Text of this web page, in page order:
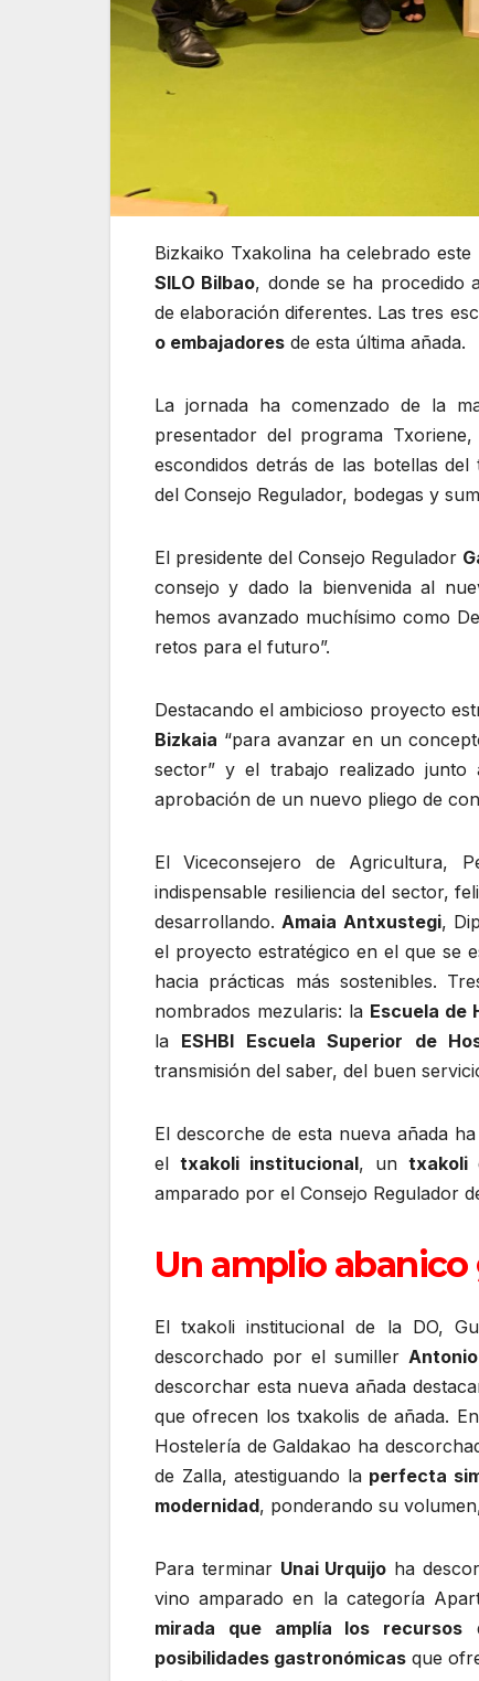
Bizkaiko Txakolina ha celebrado
SILO Bilbao, donde se ha procedido
de elaboración diferentes. Las tres
o embajadores de esta última añada.
La jornada ha comenzado de la
presentador del programa
escondidos detrás de las botellas
del Consejo Regulador, bodegas y
El presidente del Consejo Regulador
consejo y dado la bienvenida al
hemos avanzado muchísimo como
retos para el futuro”.
Destacando el ambicioso proyecto
Bizkaia “para avanzar en un
sector” y el trabajo realizado
aprobación de un nuevo pliego de
El Viceconsejero de Agricultura,
indispensable resiliencia del sector,
desarrollando.Amaia Antxustegi,
el proyecto estratégico en el que se
hacia prácticas más sostenibles.
nombrados mezularis: la Escuela de
la ESHBI Escuela Superior de
transmisión del saber, del buen
El descorche de esta nueva añada
el txakoli institucional, un txakoli
amparado por el Consejo Regulador
Un amplio
El txakoli institucional de la DO,
descorchado por el sumiller
descorchar esta nueva añada
que ofrecen los txakolis de añada.
Hostelería de Galdakao ha
de Zalla, atestiguando la perfecta
modernidad, ponderando su
Para terminar Unai Urquijo ha
vino amparado en la categoría
mirada que amplía los recursos
posibilidades gastronómicas que